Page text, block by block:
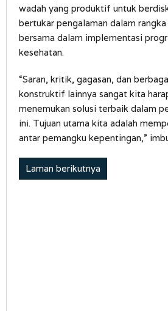
wadah yang produktif untuk
bertukar pengalaman dalam
bersama dalam implementasi
kesehatan.
“Saran, kritik, gagasan, dan
konstruktif lainnya sangat kita
menemukan solusi terbaik dalam
ini. Tujuan utama kita adalah
antar pemangku kepentingan,”
Laman berikutnya